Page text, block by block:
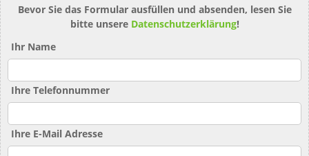
Bevor Sie das Formular ausfüllen und absenden, lesen Sie
bitte unsere Datenschutzerklärung!
Ihr Name
Ihre Telefonnummer
Ihre E-Mail Adresse